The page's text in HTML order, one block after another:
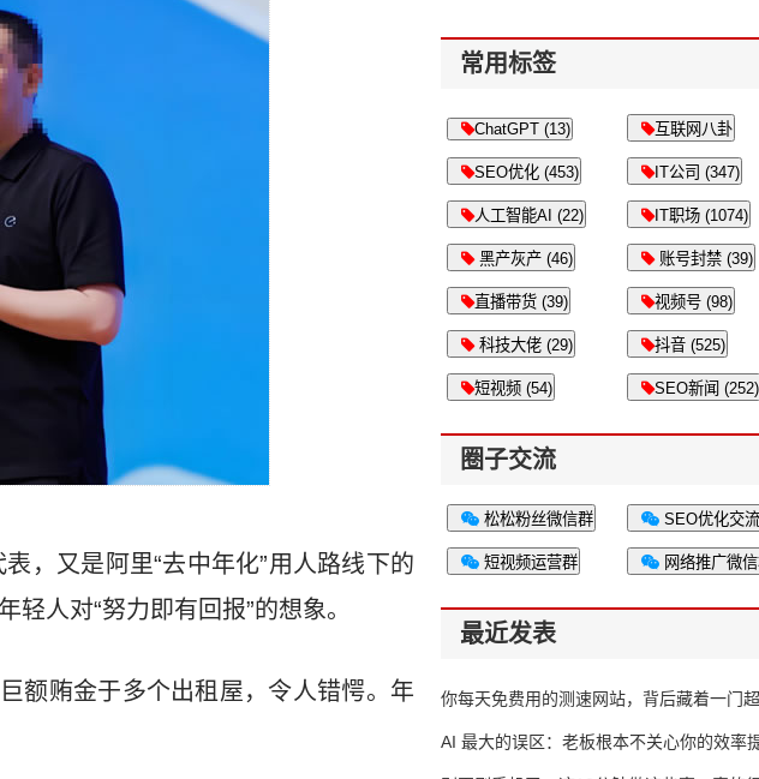
，又是阿里“去中年化”用人路线下的
人对“努力即有回报”的想象。
额贿金于多个出租屋，令人错愕。年
常用标签
ChatGPT (13) 互联网八卦
SEO优化 (453) IT公司 (347)
人工智能AI (22) IT职场 (1074)
黑产灰产 (46) 账号封禁 (39)
直播带货 (39) 视频号 (98)
科技大佬 (29) 抖音 (525)
短视频 (54) SEO新闻 (252)
圈子交流
松松粉丝微信群 SEO优化交
短视频运营群 网络推广微
最近发表
你每天免费用的测速网站，背后藏着一门
生意
AI 最大的误区：老板根本不关心你的效率